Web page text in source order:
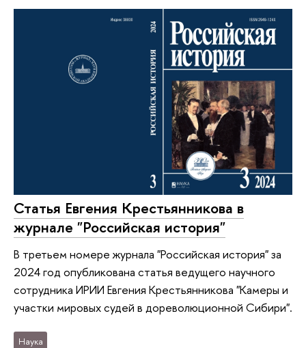
Статья Евгения Крестьянникова в
журнале "Российская история"
В третьем номере журнала "Российская история" за
2024 год опубликована статья ведущего научного
сотрудника ИРИИ Евгения Крестьянникова "Камеры и
участки мировых судей в дореволюционной Сибири".
Наука